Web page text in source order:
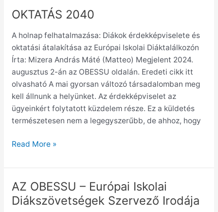
OKTATÁS 2040
A holnap felhatalmazása: Diákok érdekképviselete és
oktatási átalakítása az Európai Iskolai Diáktalálkozón
Írta: Mizera András Máté (Matteo) Megjelent 2024.
augusztus 2-án az OBESSU oldalán. Eredeti cikk itt
olvasható A mai gyorsan változó társadalomban meg
kell állnunk a helyünket. Az érdekképviselet az
ügyeinkért folytatott küzdelem része. Ez a küldetés
természetesen nem a legegyszerűbb, de ahhoz, hogy
OKTATÁS
Read More »
AZ OBESSU – Európai Iskolai
Diákszövetségek Szervező Irodája
AZ
OBESSU